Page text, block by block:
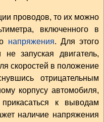
проводов, то их можно
включенного в
напряжения. Для этого
запуская двигатель,
скоростей в положение
отрицательным
корпусу автомобиля,
к выводам
наличие напряжения